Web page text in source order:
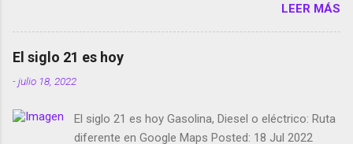
Live Photos en Google Photos Llegando Partimos
Dictados en Android El tamaño y su importancia...
LEER MÁS
El siglo 21 es hoy
-julio 18, 2022
El siglo 21 es hoy Gasolina, Diesel o eléctrico: Ruta
diferente en Google Maps Posted: 18 Jul 2022